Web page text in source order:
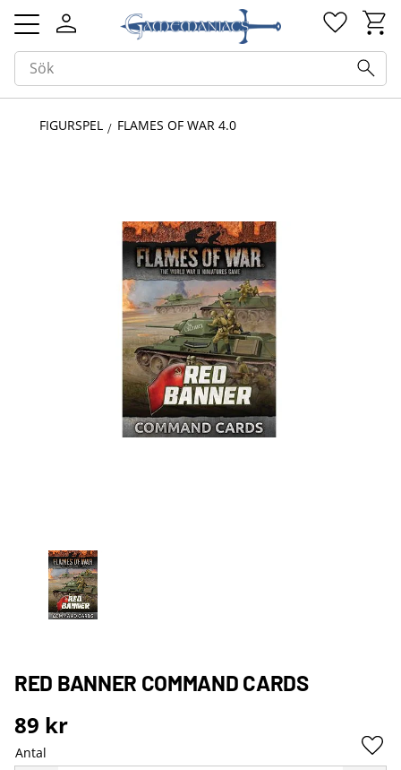
Meny
FIGURSPEL FLAMES OF WAR 4.0
RED BANNER COMMAND CARDS
89 kr
Antal